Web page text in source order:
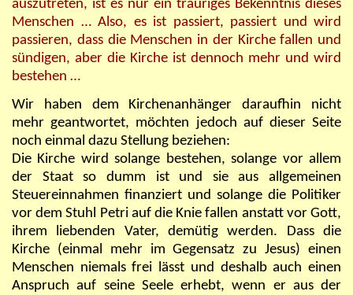
auszutreten, ist es nur ein trauriges Bekenntnis dieses
Menschen … Also, es ist passiert, passiert und wird
passieren, dass die Menschen in der Kirche fallen und
sündigen, aber die Kirche ist dennoch mehr und wird
bestehen …
Wir haben dem Kirchenanhänger daraufhin nicht
mehr geantwortet, möchten jedoch auf dieser Seite
noch einmal dazu Stellung beziehen:
Die Kirche wird solange bestehen, solange vor allem
der Staat so dumm ist und sie aus allgemeinen
Steuereinnahmen finanziert und solange die Politiker
vor dem Stuhl Petri auf die Knie fallen anstatt vor Gott,
ihrem liebenden Vater, demütig werden. Dass die
Kirche (einmal mehr im Gegensatz zu Jesus) einen
Menschen niemals frei lässt und deshalb auch einen
Anspruch auf seine Seele erhebt, wenn er aus der